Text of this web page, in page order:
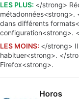
LES PLUS: </strong>
métadonnées<strong>.
dans différents
configuration<strong>.
LES MOINS: </strong>
habituer<strong>. </
Firefox<strong>.
Horos